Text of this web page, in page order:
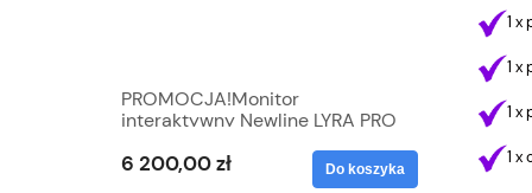
PROMOCJA!Monitor
interaktywny Newline LYRA PRO
certyfikat Google EDLA- 0%
6 200,00 zł Do koszyka
1 x
1 x
1 x
1 x